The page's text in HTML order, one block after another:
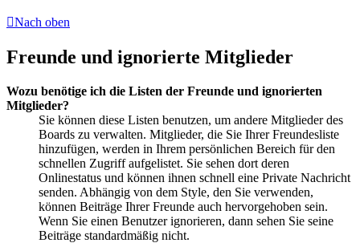
Nach oben
Freunde und ignorierte Mitglieder
Wozu benötige ich die Listen der Freunde und ignorierten
Mitglieder?
Sie können diese Listen benutzen, um andere Mitglieder des
Boards zu verwalten. Mitglieder, die Sie Ihrer Freundesliste
hinzufügen, werden in Ihrem persönlichen Bereich für den
schnellen Zugriff aufgelistet. Sie sehen dort deren
Onlinestatus und können ihnen schnell eine Private Nachricht
senden. Abhängig von dem Style, den Sie verwenden,
können Beiträge Ihrer Freunde auch hervorgehoben sein.
Wenn Sie einen Benutzer ignorieren, dann sehen Sie seine
Beiträge standardmäßig nicht.